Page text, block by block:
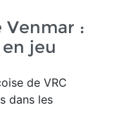
Venmar :
jeu
de VRC
dans les